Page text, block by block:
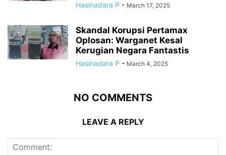
Hasinadara P - March 17, 2025
Skandal Korupsi Pertamax
Oplosan: Warganet Kesal
Kerugian Negara Fantastis
Hasinadara P - March 4, 2025
NO COMMENTS
LEAVE A REPLY